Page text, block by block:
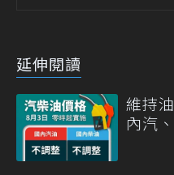
延伸閱讀
維持
內汽